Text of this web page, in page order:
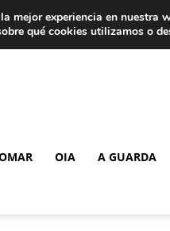
OIA A GUARDA
mejor experiencia en nuestra
qué cookies utilizamos o